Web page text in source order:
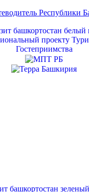
Республики